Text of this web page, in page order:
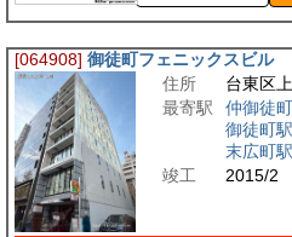
[064908] 御徒町フェニックスビル
住所
台東区
最寄駅
仲御徒
御徒町駅
末広町駅
竣工
2015/2